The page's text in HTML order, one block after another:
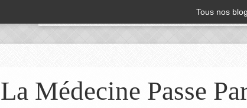
Tous nos
La Médecine Passe